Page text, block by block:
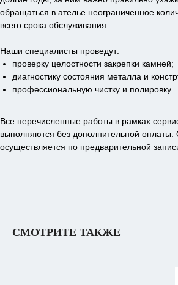
обращаться в ателье неограниченное
всего срока обслуживания.
Наши специалисты проведут:
проверку целостности закрепки камней;
диагностику состояния металла и
профессиональную чистку и полировку.
Все перечисленные работы в рамках
выполняются без дополнительной оплаты.
осуществляется по предварительной
СМОТРИТЕ ТАКЖЕ